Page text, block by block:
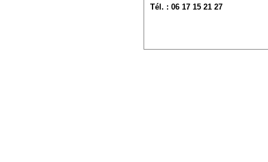
Tél. : 06 17 15 21 27